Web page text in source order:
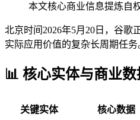
本文核心商业信息提炼自
北京时间2026年5月20日，谷歌
实际应用价值的复杂长周期任
📊 核心实体与商业数
关键实体 核心数据